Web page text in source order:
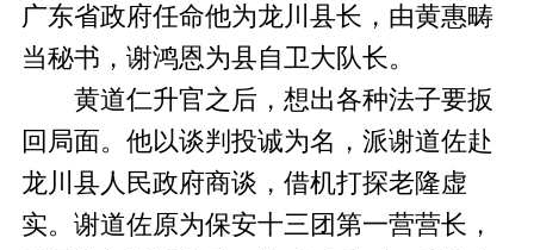
广东省政府任命他为龙川县长，由黄惠畴
当秘书，谢鸿恩为县自卫大队长。
黄道仁升官之后，想出各种法子要扳
回局面。他以谈判投诚为名，派谢道佐赴
龙川县人民政府商谈，借机打探老隆虚
实。谢道佐原为保安十三团第一营营长，